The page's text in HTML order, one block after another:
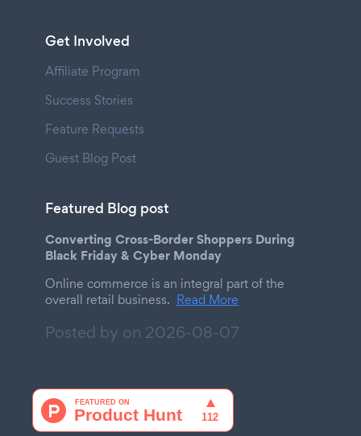
Get Involved
Affiliate Program
Success Stories
Feature Requests
Guest Blog Post
Featured Blog post
Converting Cross-Border Shoppers During
Black Friday & Cyber Monday
Online commerce is an integral part of the
overall retail business. Read More
Posted by on 2026-08-07